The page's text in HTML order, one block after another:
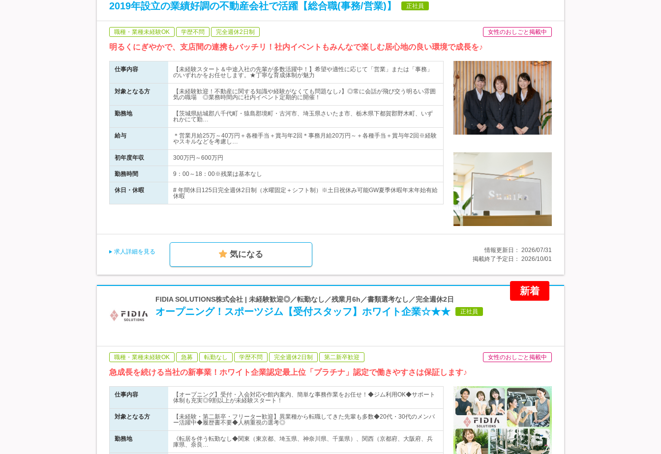
2019年設立の業績好調の不動産会社で活躍【総合職(事務/営業)】 正社員
職種・業種未経験OK 学歴不問 完全週休2日制 女性のおしごと掲載中
明るくにぎやかで、支店間の連携もバッチリ！社内イベントもみんなで楽しむ居心地の良い環境で成長を♪
仕事内容
【未経験スタート＆中途入社の先輩が多数活躍中！】希望や適性に応じて「営業」または「事務」
のいずれかをお任せします。★丁寧な育成体制が魅力
対象となる方
【未経験歓迎！不動産に関する知識や経験がなくても問題なし♪】◎常に会話が飛び交う明るい雰囲
気の職場 ◎業務時間内に社内イベント定期的に開催！
勤務地
【茨城県結城郡八千代町・猿島郡境町・古河市、埼玉県さいたま市、栃木県下都賀郡野木町、いず
れかにて勤…
給与
＊営業月給25万～40万円＋各種手当＋賞与年2回＊事務月給20万円～＋各種手当＋賞与年2回※経験
やスキルなどを考慮し…
初年度年収 300万円～600万円
勤務時間 9：00～18：00※残業は基本なし
休日・休暇
# 年間休日125日完全週休2日制（水曜固定＋シフト制）※土日祝休み可能GW夏季休暇年末年始有給
休暇
求人詳細を見る 気になる 情報更新日： 2026/07/31
掲載終了予定日： 2026/10/01
新着
FIDIA SOLUTIONS株式会社 | 未経験歓迎◎／転勤なし／残業月6h／書類選考なし／完全週休2日
オープニング！スポーツジム【受付スタッフ】ホワイト企業☆★★ 正社員
職種・業種未経験OK 急募 転勤なし 学歴不問 完全週休2日制 第二新卒歓迎 女性のおしごと掲載中
急成長を続ける当社の新事業！ホワイト企業認定最上位「プラチナ」認定で働きやすさは保証します♪
仕事内容
【オープニング】受付・入会対応や館内案内、簡単な事務作業をお任せ！◆ジム利用OK◆サポート
体制も充実◎9割以上が未経験スタート！
対象となる方
【未経験・第二新卒・フリーター歓迎】異業種から転職してきた先輩も多数◆20代・30代のメンバ
ー活躍中◆履歴書不要◆人柄重視の選考◎
勤務地
《転居を伴う転勤なし◆関東（東京都、埼玉県、神奈川県、千葉県）、関西（京都府、大阪府、兵
庫県、奈良…